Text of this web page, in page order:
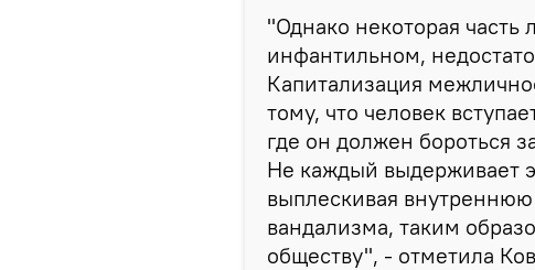
"Однако некоторая часть
инфантильном,
Капитализация
тому, что человек
где он должен бороться
Не каждый выдерживает
выплескивая
вандализма, таким
обществу", - отметила